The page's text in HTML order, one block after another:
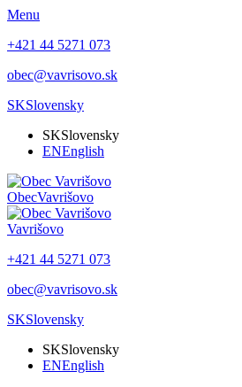
Menu
+421 44 5271 073
obec@vavrisovo.sk
SKSlovensky
SKSlovensky
ENEnglish
ObecVavrišovo
Vavrišovo
+421 44 5271 073
obec@vavrisovo.sk
SKSlovensky
SKSlovensky
ENEnglish